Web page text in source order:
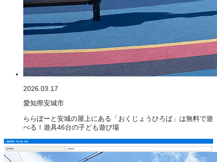
2026.03.17
愛知県安城市
ららぽーと安城の屋上にある「おくじょうひろば」は無料で遊
べる！遊具46台の子ども遊び場
物件番号・取り扱い支店
物件番号 2004025